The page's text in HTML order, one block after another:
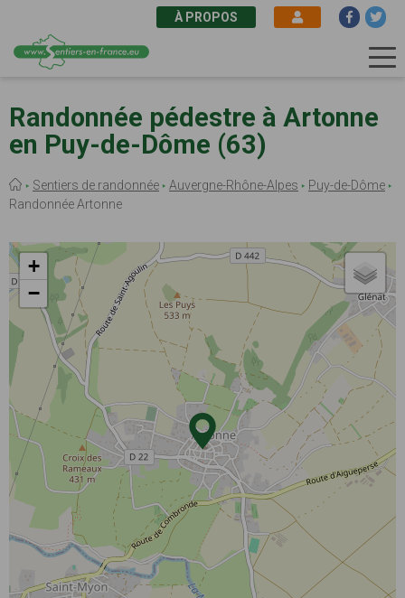
au
contenu
principal
À PROPOS
Randonnée pédestre à Artonne
en Puy-de-Dôme (63)
Fil
d'Ariane
Sentiers de randonnée Auvergne-Rhône-Alpes
Puy-de-Dôme
Randonnée Artonne
+
−